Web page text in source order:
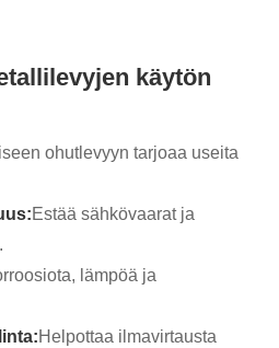
käytön
ohutlevyyn tarjoaa useita
Estää sähkövaarat ja
lämpöä ja
Helpottaa ilmavirtausta